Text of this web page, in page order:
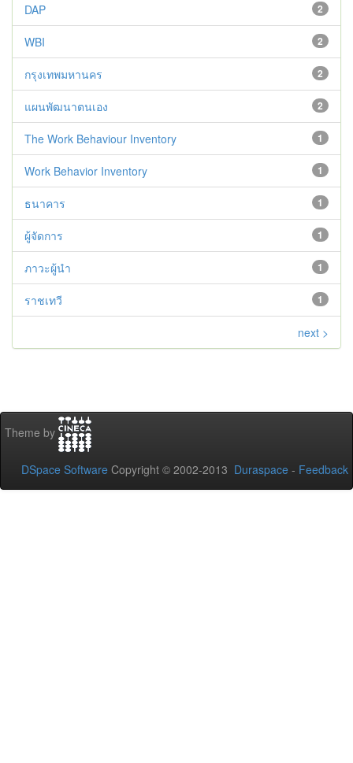
2
DAP
2
WBI
2
กรุงเทพมหานคร
2
แผนพัฒนาตนเอง
1
The Work Behaviour Inventory
1
Work Behavior Inventory
1
ธนาคาร
1
ผู้จัดการ
1
ภาวะผู้นำ
1
ราชเทวี
next >
Theme by
DSpace Software Copyright © 2002-2013 Duraspace - Feedback